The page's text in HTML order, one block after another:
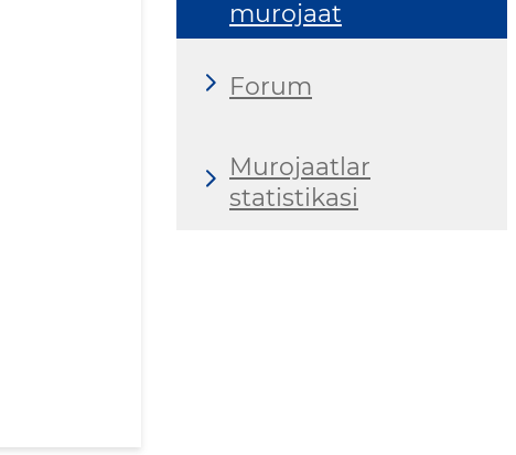
murojaat
Forum
Murojaatlar
statistikasi